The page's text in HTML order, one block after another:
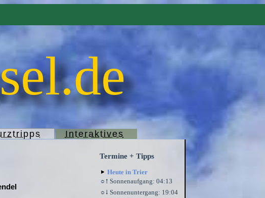
Interaktives
Termine + Tipps
Heute in Trier
☼⭫ Sonnenaufgang: 04:13
☼⭭ Sonnenuntergang: 19:04